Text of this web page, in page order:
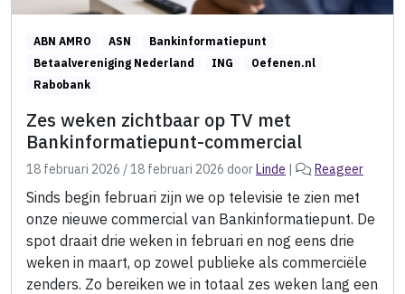
ABN AMRO ASN
Bankinformatiepunt
Betaalvereniging Nederland
ING
Oefenen.nl
Rabobank
Zes weken zichtbaar op TV met
Bankinformatiepunt-commercial
18 februari 2026 /18 februari 2026 doorLinde | Reageer
Sinds begin februari zijn we op televisie te zien met
onze nieuwe commercial van Bankinformatiepunt. De
spot draait drie weken in februari en nog eens drie
weken in maart, op zowel publieke als commerciële
zenders. Zo bereiken we in totaal zes weken lang een